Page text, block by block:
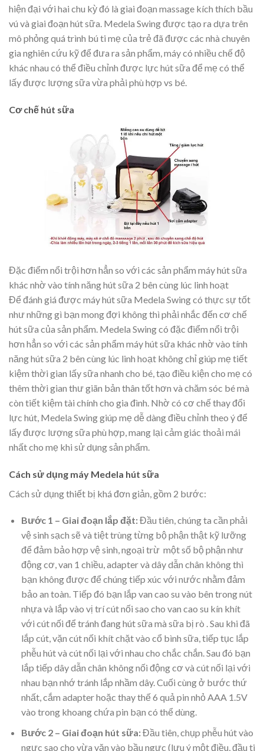
hiện đại với hai chu kỳ đó là giai đoạn massage kích thích bầu
vú và giai đoạn hút sữa. Medela Swing được tạo ra dựa trên
mô phỏng quá trình bú ti mẹ của trẻ đã được các nhà chuyên
gia nghiên cứu kỹ để đưa ra sản phẩm, máy có nhiều chế độ
khác nhau có thể điều chỉnh được lực hút sữa để mẹ có thể
lấy được lượng sữa vừa phải phù hợp vs bé.
Cơ chế hút sữa
Đặc điểm nổi trội hơn hẳn so với các sản phẩm máy hút sữa
khác nhờ vào tính năng hút sữa 2 bên cùng lúc linh hoạt
Để đánh giá được máy hút sữa Medela Swing có thực sự tốt
như những gì bạn mong đợi không thì phải nhắc đến cơ chế
hút sữa của sản phẩm. Medela Swing có đặc điểm nổi trội
hơn hẳn so với các sản phẩm máy hút sữa khác nhờ vào tính
năng hút sữa 2 bên cùng lúc linh hoạt không chỉ giúp mẹ tiết
kiệm thời gian lấy sữa nhanh cho bé, tạo điều kiện cho mẹ có
thêm thời gian thư giãn bản thân tốt hơn và chăm sóc bé mà
còn tiết kiệm tài chính cho gia đình. Nhờ có cơ chế thay đổi
lực hút, Medela Swing giúp mẹ dễ dàng điều chỉnh theo ý để
lấy được lượng sữa phù hợp, mang lại cảm giác thoải mái
nhất cho mẹ khi sử dụng sản phẩm.
Cách sử dụng máy Medela hút sữa
Cách sử dụng thiết bị khá đơn giản, gồm 2 bước:
Bước 1 – Giai đoạn lắp đặt:Đầu tiên, chúng ta cần phải
vệ sinh sạch sẽ và tiệt trùng từng bộ phận thật kỹ lưỡng
để đảm bảo hợp vệ sinh, ngoại trừ một số bộ phận như
động cơ, van 1 chiều, adapter và dây dẫn chân không thì
bạn không được để chúng tiếp xúc với nước nhằm đảm
bảo an toàn. Tiếp đó bạn lắp van cao su vào bên trong nút
nhựa và lắp vào vị trí cút nối sao cho van cao su kín khít
với cút nối để tránh đang hút sữa mà sữa bị rò . Sau khi đã
lắp cút, vặn cút nối khít chặt vào cổ bình sữa, tiếp tục lắp
phễu hút và cút nối lại với nhau cho chắc chắn. Sau đó bạn
lắp tiếp dây dẫn chân không nối động cơ và cút nối lại với
nhau bạn nhớ tránh lắp nhầm dây. Cuối cùng ở bước thứ
nhất, cắm adapter hoặc thay thế 6 quả pin nhỏ AAA 1.5V
vào trong khoang chứa pin bạn có thể dùng.
Bước 2 – Giai đoạn hút sữa:Đầu tiên, chụp phễu hút vào
ngực sao cho vừa vặn vào bầu ngực (lưu ý một điều, đầu ti